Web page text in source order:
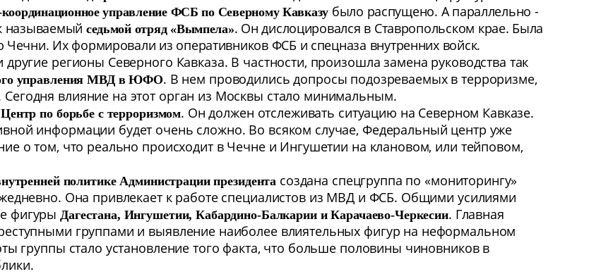
управление ФСБ по Северному Кавказу было распущено. А параллельно -
называемый седьмой отряд «Вымпела». Он дислоцировался в Ставропольском крае. Была
Их формировали из оперативников ФСБ и спецназа внутренних войск.
регионы Северного Кавказа. В частности, произошла замена руководства так
управления МВД в ЮФО. В нем проводились допросы подозреваемых в терроризме,
влияние на этот орган из Москвы стало минимальным.
Центр по борьбе с терроризмом. Он должен отслеживать ситуацию на Северном Кавказе.
информации будет очень сложно. Во всяком случае, Федеральный центр уже
о том, что реально происходит в Чечне и Ингушетии на клановом, или тейповом,
политике Администрации президента создана спецгруппа по «мониторингу»
Она привлекает к работе специалистов из МВД и ФСБ. Общими усилиями
фигуры Дагестана, Ингушетии, Кабардино-Балкарии и Карачаево-Черкесии. Главная
группами и выявление наиболее влиятельных фигур на неформальном
группы стало установление того факта, что больше половины чиновников в